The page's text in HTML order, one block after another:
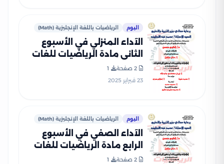
اليوم الرياضيات باللغة الإنجليزية (Math)
الآداء المنزلي في الأسبوع
الثاني مادة الرياضيات للغات
Math للصف الرابع الإبتدائي
الترم الثاني 2025 بصيغة PDF
2 صفحة
1
23 فبراير 2025
اليوم الرياضيات باللغة الإنجليزية (Math)
الآداء الصفي في الأسبوع
الرابع مادة الرياضيات للغات
Math للصف الرابع الإبتدائي
2 صفحة
1